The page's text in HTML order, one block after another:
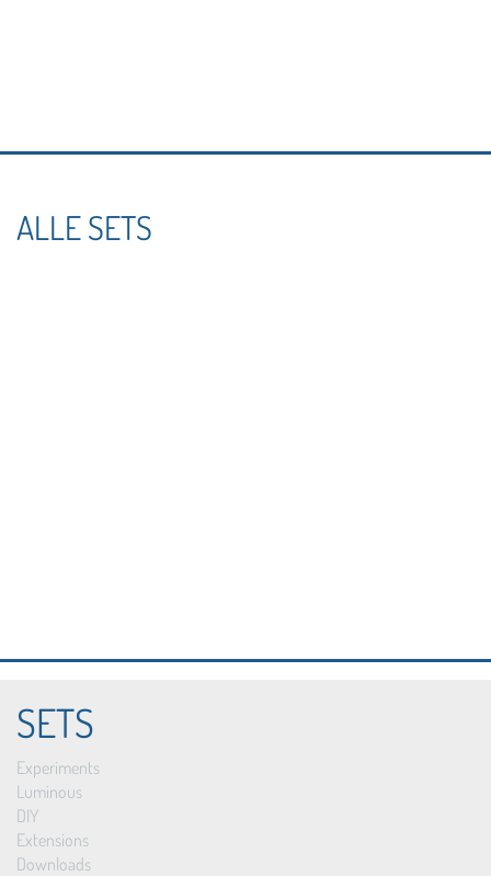
ALLE SETS
SETS
Experiments
Luminous
DIY
Extensions
Downloads